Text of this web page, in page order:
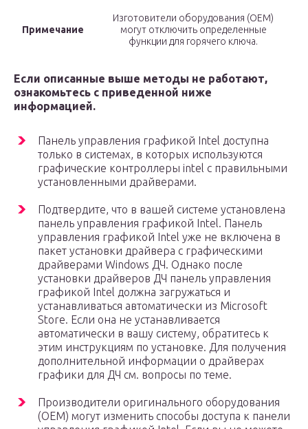
Примечание
Изготовители оборудования (OEM)
могут отключить определенные
функции для горячего ключа.
Если описанные выше методы не работают,
ознакомьтесь с приведенной ниже
информацией.
Панель управления графикой Intel доступна
только в системах, в которых используются
графические контроллеры intel с правильными
установленными драйверами.
Подтвердите, что в вашей системе установлена
панель управления графикой Intel. Панель
управления графикой Intel уже не включена в
пакет установки драйвера с графическими
драйверами Windows ДЧ. Однако после
установки драйверов ДЧ панель управления
графикой Intel должна загружаться и
устанавливаться автоматически из Microsoft
Store. Если она не устанавливается
автоматически в вашу систему, обратитесь к
этим инструкциям по установке. Для получения
дополнительной информации о драйверах
графики для ДЧ см. вопросы по теме.
Производители оригинального оборудования
(OEM) могут изменить способы доступа к панели